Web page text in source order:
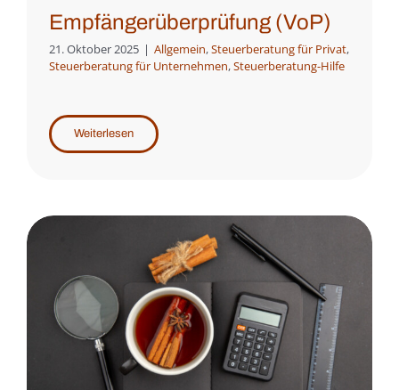
Empfängerüberprüfung (VoP)
21. Oktober 2025 | Allgemein,Steuerberatung für Privat,
Steuerberatung für Unternehmen,Steuerberatung-Hilfe
Weiterlesen